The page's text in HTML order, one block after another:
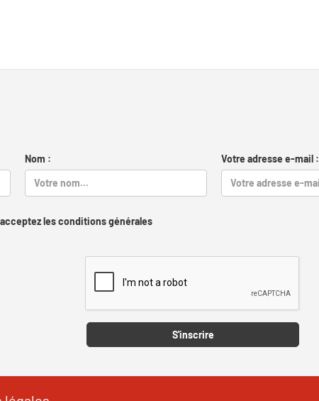
Nom : Votre adresse e-mail :
les conditions générales
S'inscrire